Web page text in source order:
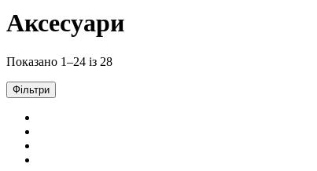
Аксесуари
Показано 1–24 із 28Сортовано
Фільтри